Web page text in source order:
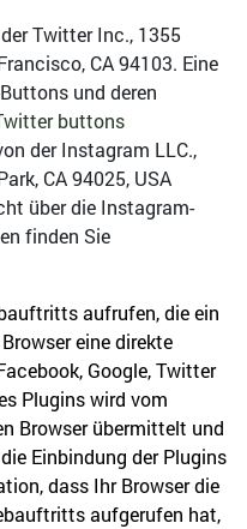
Twitter Inc., 1355
CA 94103. Eine
und deren
buttons
der Instagram LLC.,
CA 94025, USA
über die Instagram-
finden Sie
aufrufen, die ein
eine direkte
Google, Twitter
Plugins wird vom
Browser übermittelt und
Einbindung der Plugins
dass Ihr Browser die
aufgerufen hat,